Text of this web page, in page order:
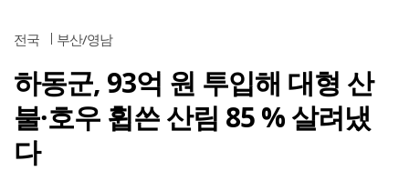
전국 부산/영남
하동군, 93억 원 투입해 대형 산
불·호우 휩쓴 산림 85 % 살려냈
다